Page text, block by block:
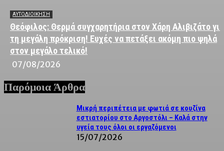
ΑΥΤΟΔΙΟΙΚΗΣΗ
Θεόφιλος: Θερμά συγχαρητήρια στον Χάρη Αλιβιζάτο για
τη μεγάλη πρόκριση! Ευχές να πετάξει ακόμη πιο ψηλά
στον μεγάλο τελικό!
07/08/2026
Παρόμοια Άρθρα
Μικρή περιπέτεια με φωτιά σε κουζίνα
εστιατορίου στο Αργοστόλι – Καλά στην
υγεία τους όλοι οι εργαζόμενοι
15/07/2026